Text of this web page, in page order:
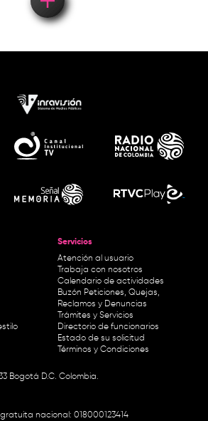
Servicios
Atención al usuario
Trabaja con nosotros
Calendario de actividades
Buzón Peticiones, Quejas,
Reclamos y Denuncias
Trámites y Servicios
Directorio de funcionarios
Estado de su solicitud
Términos y Condiciones
Bogotá D.C. Colombia.
gratuita nacional: 018000123414